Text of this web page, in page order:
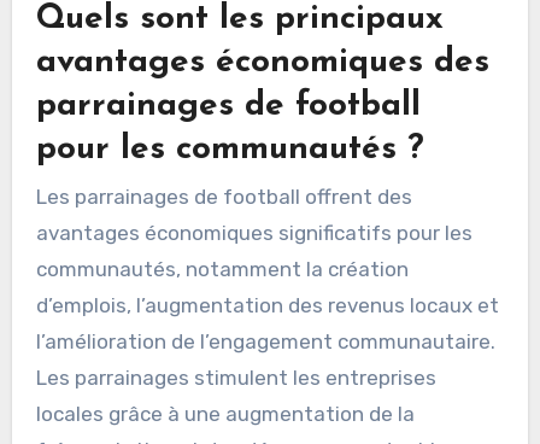
Quels sont les principaux
avantages économiques des
parrainages de football
pour les communautés ?
Les parrainages de football offrent des
avantages économiques significatifs pour les
communautés, notamment la création
d’emplois, l’augmentation des revenus locaux et
l’amélioration de l’engagement communautaire.
Les parrainages stimulent les entreprises
locales grâce à une augmentation de la